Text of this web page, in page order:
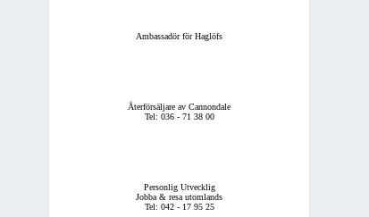
Ambassadör för Haglöfs
Återförsäljare av Cannondale
Tel: 036 - 71 38 00
Personlig Utvecklig
Jobba & resa utomlands
Tel: 042 - 17 95 25